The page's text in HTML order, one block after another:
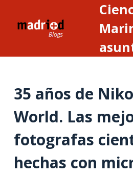
a35 años de
World. Las
fotografas
hechas con